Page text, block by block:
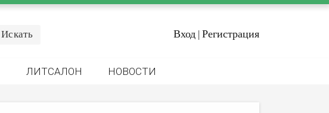
Вход | Регистрация
ЛИТСАЛОН НОВОСТИ